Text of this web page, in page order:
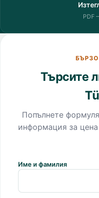
PDF
Търсите
Попълнете
информация за
Име и фамилия